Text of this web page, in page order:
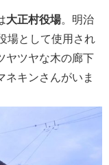
大正村役場。明治
場として使用され
ヤツヤな木の廊下
ネキンさんがいま